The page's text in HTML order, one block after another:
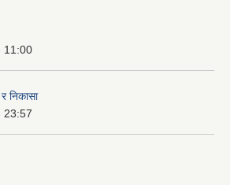
11:00
निकासा
23:57